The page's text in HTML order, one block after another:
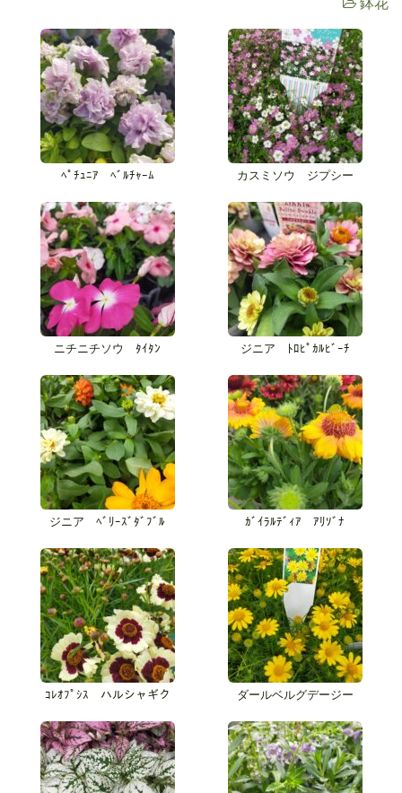
鉢花
ﾍﾟﾁｭﾆｱ ﾍﾞﾙﾁｬｰﾑ カスミソウ ジプシー
ニチニチソウ ﾀｲﾀﾝ ジニア ﾄﾛﾋﾟｶﾙﾋﾞｰﾁ
ジニア ﾍﾞﾘｰｽﾞﾀﾞﾌﾞﾙ ｶﾞｲﾗﾙﾃﾞｨｱ ｱﾘｿﾞﾅ
ｺﾚｵﾌﾟｼｽ ハルシャギク ダールベルグデージー